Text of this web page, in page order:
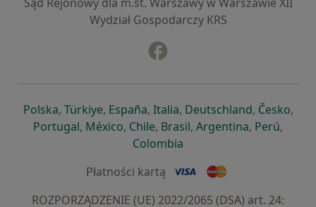
Wydział Gospodarczy KRS
Polskaotwiera się w nowej karcie
, Türkiyeotwiera się w nowej karcie
, Españaotwiera się w nowej karcie
, Italiaotwiera się w nowej
, Deutschlandotwiera się
, Česko,
Portugalotwiera się w nowej karcie
, Méxicootwiera się w nowej karcie
, Chileotwiera się w nowej karcie
, Brasilotwiera się w nowej
, Argentinaotwiera się
, Perú,
Colombia
Płatności kartą
ROZPORZĄDZENIE (UE) 2022/2065 (DSA) art. 24: